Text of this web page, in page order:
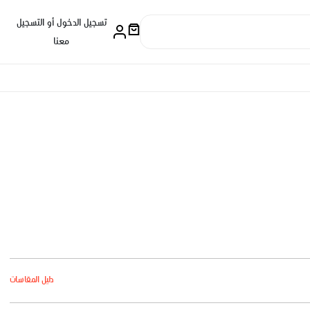
تسجيل الدخول أو التسجيل
معنا
دليل المقاسات